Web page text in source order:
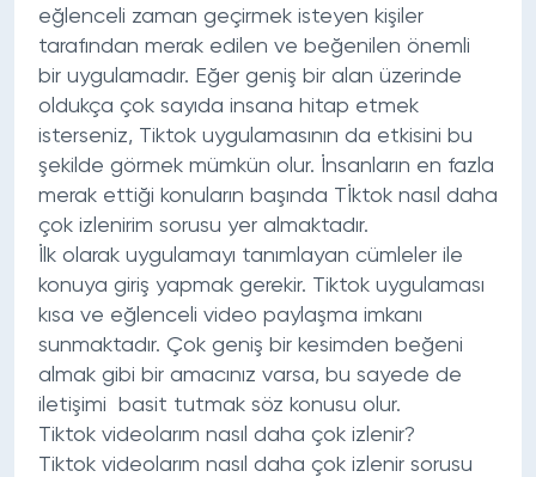
eğlenceli zaman geçirmek isteyen kişiler
tarafından merak edilen ve beğenilen önemli
bir uygulamadır. Eğer geniş bir alan üzerinde
oldukça çok sayıda insana hitap etmek
isterseniz, Tiktok uygulamasının da etkisini bu
şekilde görmek mümkün olur. İnsanların en fazla
merak ettiği konuların başında Tİktok nasıl daha
çok izlenirim sorusu yer almaktadır.
İlk olarak uygulamayı tanımlayan cümleler ile
konuya giriş yapmak gerekir. Tiktok uygulaması
kısa ve eğlenceli video paylaşma imkanı
sunmaktadır. Çok geniş bir kesimden beğeni
almak gibi bir amacınız varsa, bu sayede de
iletişimi basit tutmak söz konusu olur.
Tiktok videolarım nasıl daha çok izlenir?
Tiktok videolarım nasıl daha çok izlenir sorusu